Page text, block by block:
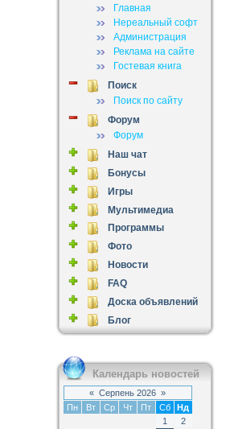
Главная
Нереальный софт
Администрация
Реклама на сайте
Гостевая книга
Поиск
Поиск по сайту
Форум
Форум
Наш чат
Бонусы
Игры
Мультимедиа
Программы
Фото
Новости
FAQ
Доска объявлений
Блог
Календарь новостей
« Серпень 2026 »
Пн
Вт Ср Чт Пт Сб
Нд
1
2